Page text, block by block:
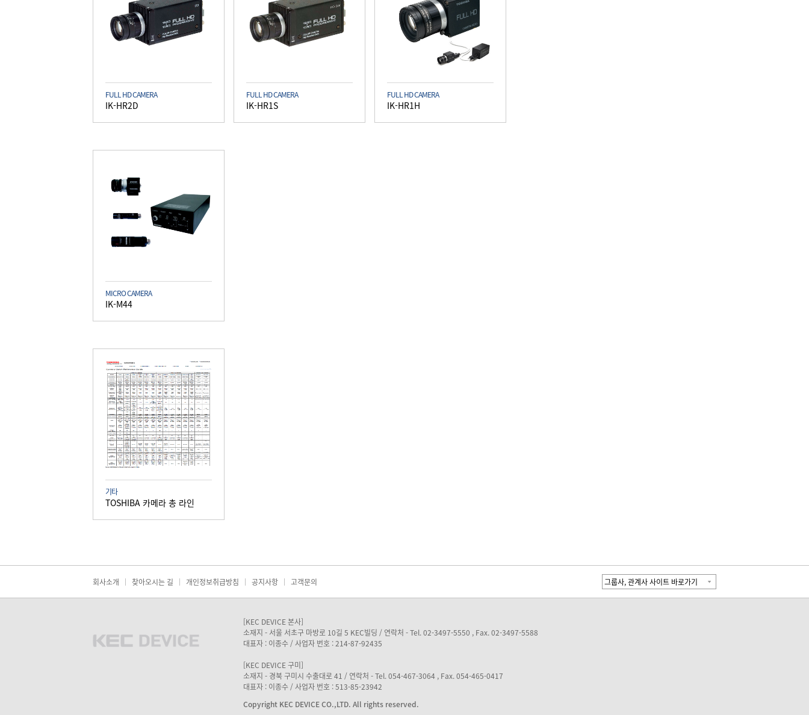
FULL HD CAMERA
IK-HR2D
FULL HD CAMERA
IK-HR1S
FULL HD CAMERA
IK-HR1H
MICRO CAMERA
IK-M44
기타
TOSHIBA 카메라 총 라인
회사소개 찾아오시는 길 개인정보취급방침 공지사항 고객문의
[KEC DEVICE 본사]
소재지 - 서울 서초구 마방로 10길 5 KEC빌딩 / 연락처 - Tel. 02-3497-5550 , Fax. 02-3497-5588
대표자 : 이종수 / 사업자 번호 : 214-87-92435
[KEC DEVICE 구미]
소재지 - 경북 구미시 수출대로 41 / 연락처 - Tel. 054-467-3064 , Fax. 054-465-0417
대표자 : 이종수 / 사업자 번호 : 513-85-23942
Copyright KEC DEVICE CO.,LTD. All rights reserved.